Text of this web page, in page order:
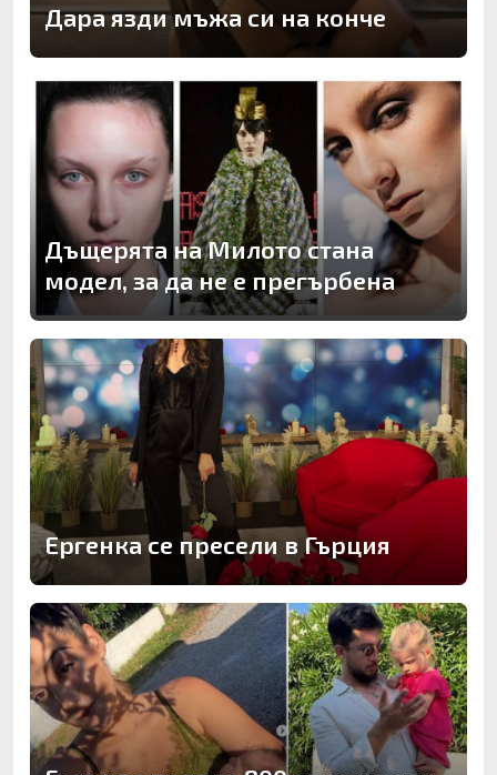
Дара язди мъжа си на конче
Дъщерята на Милото стана
модел, за да не е прегърбена
Ергенка се пресели в Гърция